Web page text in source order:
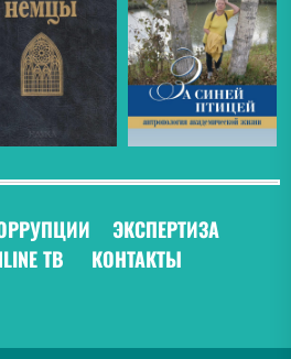
ЭКСПЕРТИЗА
ТВ КОНТАКТЫ